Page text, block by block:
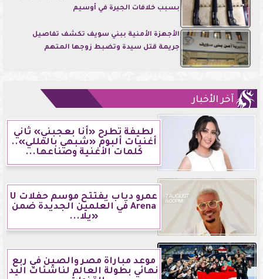
بسبب خلافات الجيرة في أوسيم
الأجهزة الأمنية ببني سويف تكشف تفاصيل
جريمة قتل سيدة وتضبط زوجها المتهم
آخر الأخبار
لطيفة تطرح «أنا بعجبني» ثاني
أغنيات ألبوم «شبهي بالمللي»..
كلمات الأغنية وصناعها...
عمرو دياب يفتتح موسم حفلات U
Arena في العلمين الجديدة ضمن
«يلا...
موعد مباراة مصر والصين في ربع
نهائي بطولة العالم لناشئات اليد